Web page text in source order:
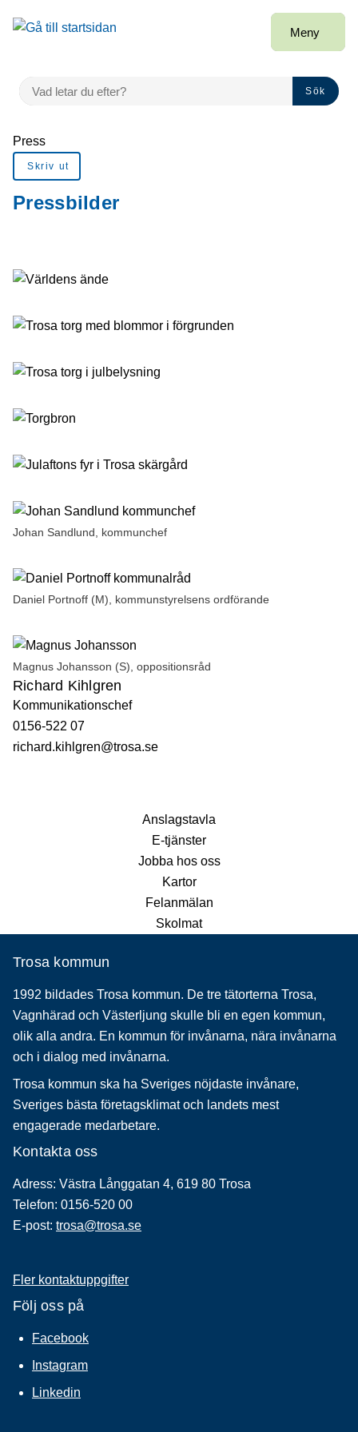
Gå till innehåll
till sidomeny
Meny
VAD LETAR DU EFTER?
Sök
Du är här:
Press
Skriv ut
Pressbilder
Johan Sandlund, kommunchef
Daniel Portnoff (M), kommunstyrelsens ordförande
Magnus Johansson (S), oppositionsråd
Richard Kihlgren
Kommunikationschef
0156-522 07
richard.kihlgren@trosa.se
Anslagstavla
E-tjänster
Jobba hos oss
Kartor
Felanmälan
Skolmat
Trosa kommun
1992 bildades Trosa kommun. De tre tätorterna Trosa,
Vagnhärad och Västerljung skulle bli en egen kommun,
olik alla andra. En kommun för invånarna, nära invånarna
och i dialog med invånarna.
Trosa kommun ska ha Sveriges nöjdaste invånare,
Sveriges bästa företagsklimat och landets mest
engagerade medarbetare.
Kontakta oss
Adress: Västra Långgatan 4, 619 80 Trosa
Telefon: 0156-520 00
E-post: trosa@trosa.se
Fler kontaktuppgifter
Följ oss på
Facebook
Instagram
Linkedin